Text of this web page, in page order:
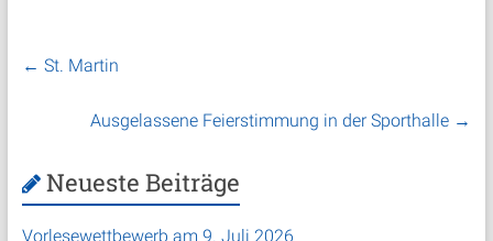
← St. Martin
Ausgelassene Feierstimmung in der Sporthalle →
Neueste Beiträge
Vorlesewettbewerb am 9. Juli 2026